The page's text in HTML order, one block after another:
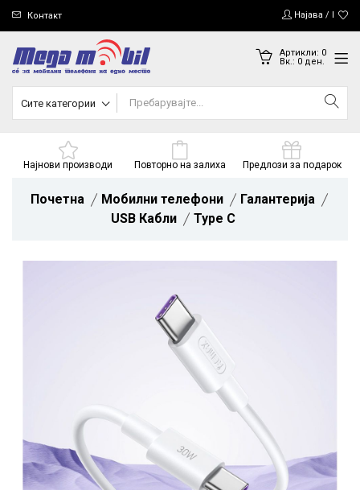
Контакт Најава /
Артикли: 0
Вк.: 0ден.
Сите категории
Најнови производи Повторно на залиха Предлози за подарок
Почетна Мобилни телефони
Галантерија
USB Кабли
Type C